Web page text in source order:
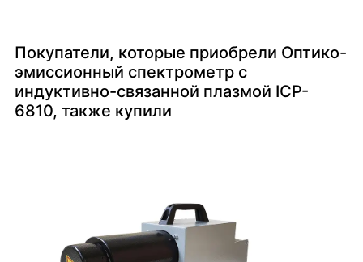
Покупатели, которые приобрели Оптико-
эмиссионный спектрометр с
индуктивно-связанной плазмой ICP-
6810, также купили